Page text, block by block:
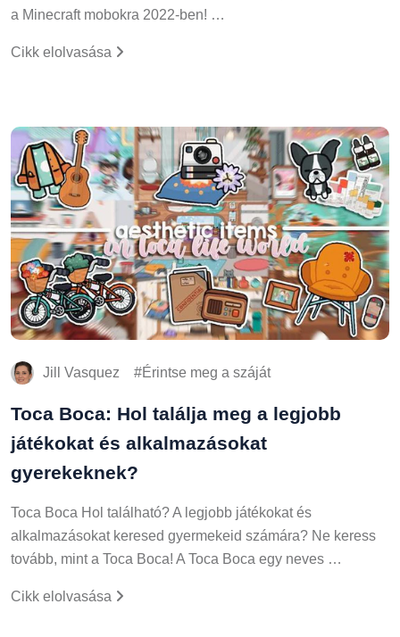
a Minecraft mobokra 2022-ben! …
Cikk elolvasása
Jill Vasquez Érintse meg a száját
Toca Boca: Hol találja meg a legjobb
játékokat és alkalmazásokat
gyerekeknek?
Toca Boca Hol található? A legjobb játékokat és
alkalmazásokat keresed gyermekeid számára? Ne keress
tovább, mint a Toca Boca! A Toca Boca egy neves …
Cikk elolvasása